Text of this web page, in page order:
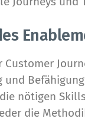
Customer
und
nötigen
die